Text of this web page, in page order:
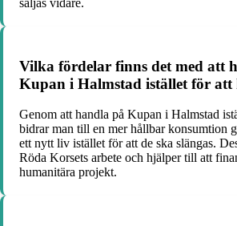
Vilka fördelar finns det med att
Kupan i Halmstad istället för att
Genom att handla på Kupan i Halmstad
bidrar man till en mer hållbar konsumtion
ett nytt liv istället för att de ska slängas.
Röda Korsets arbete och hjälper till att
humanitära projekt.